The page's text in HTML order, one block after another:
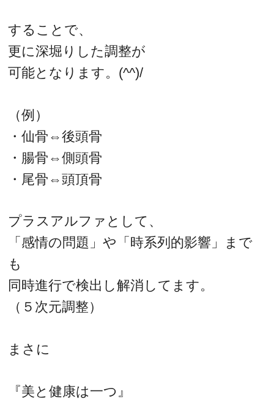
することで、
更に深堀りした調整が
可能となります。(^^)/
（例）
・仙骨⇔後頭骨
・腸骨⇔側頭骨
・尾骨⇔頭頂骨
プラスアルファとして、
「感情の問題」や「時系列的影響」まで
も
同時進行で検出し解消してます。
（５次元調整）
まさに
『美と健康は一つ』